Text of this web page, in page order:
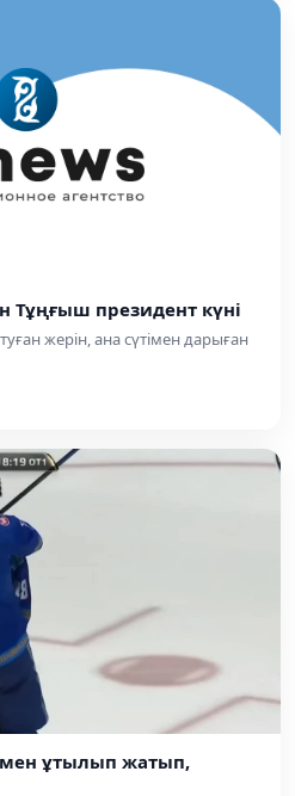
Тұңғыш президент күні
туған жерін, ана сүтімен дарыған
ұтылып жатып,